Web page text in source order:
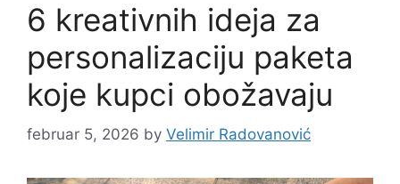
6 kreativnih ideja za
personalizaciju paketa
koje kupci obožavaju
februar 5, 2026 by Velimir Radovanović